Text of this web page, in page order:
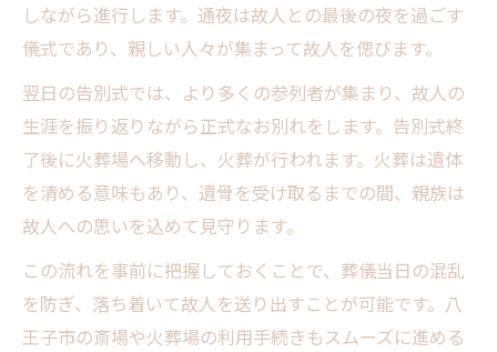
しながら進行します。通夜は故人との最後の夜を過ごす
儀式であり、親しい人々が集まって故人を偲びます。
翌日の告別式では、より多くの参列者が集まり、故人の
生涯を振り返りながら正式なお別れをします。告別式終
了後に火葬場へ移動し、火葬が行われます。火葬は遺体
を清める意味もあり、遺骨を受け取るまでの間、親族は
故人への思いを込めて見守ります。
この流れを事前に把握しておくことで、葬儀当日の混乱
を防ぎ、落ち着いて故人を送り出すことが可能です。八
王子市の斎場や火葬場の利用手続きもスムーズに進める